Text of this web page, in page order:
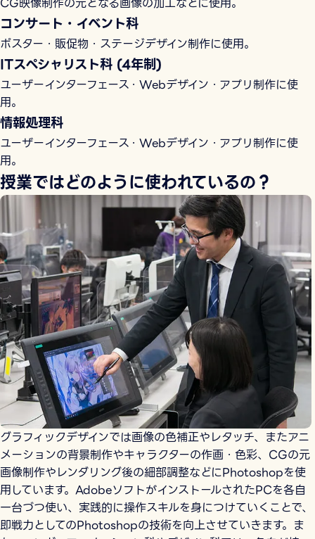
コンサート・イベント科
ポスター・販促物・ステージデザイン制作に使用。
ITスペシャリスト科 (4年制)
ユーザーインターフェース・Webデザイン・アプリ制作に使
用。
情報処理科
ユーザーインターフェース・Webデザイン・アプリ制作に使
用。
授業ではどのように使われているの？
グラフィックデザインでは画像の色補正やレタッチ、またアニ
メーションの背景制作やキャラクターの作画・色彩、CGの元
画像制作やレンダリング後の細部調整などにPhotoshopを使
用しています。AdobeソフトがインストールされたPCを各自
一台づつ使い、実践的に操作スキルを身につけていくことで、
即戦力としてのPhotoshopの技術を向上させていきます。ま